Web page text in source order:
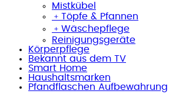
Mistkübel
﹢ Töpfe & Pfannen
﹢ Wäschepflege
Reinigungsgeräte
Körperpflege
Bekannt aus dem TV
Smart Home
Haushaltsmarken
Pfandflaschen Aufbewahrung